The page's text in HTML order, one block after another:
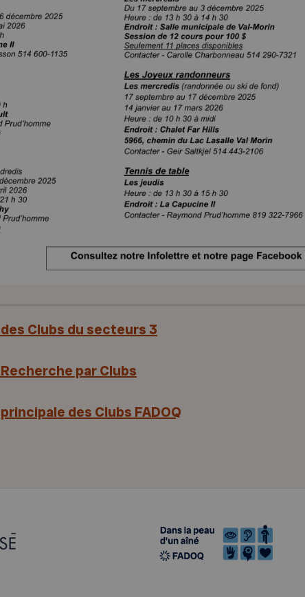
Clubs du secteurs 3
par Clubs
des Clubs FADOQ